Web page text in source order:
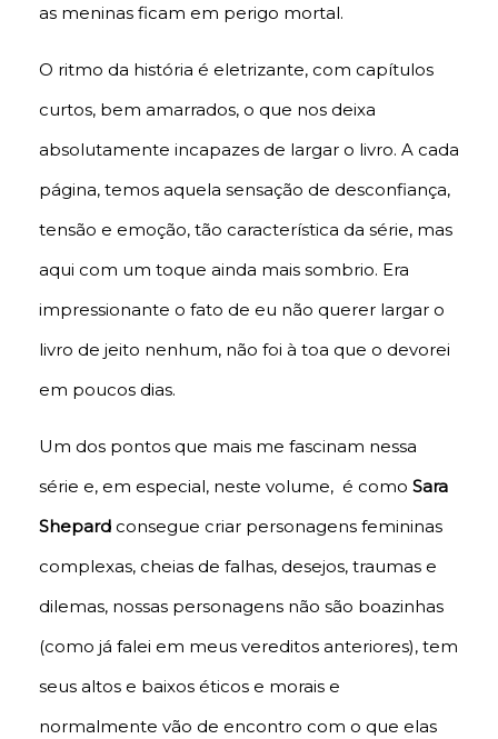
as meninas ficam em perigo mortal.
O ritmo da história é eletrizante, com capítulos
curtos, bem amarrados, o que nos deixa
absolutamente incapazes de largar o livro. A cada
página, temos aquela sensação de desconfiança,
tensão e emoção, tão característica da série, mas
aqui com um toque ainda mais sombrio. Era
impressionante o fato de eu não querer largar o
livro de jeito nenhum, não foi à toa que o devorei
em poucos dias.
Um dos pontos que mais me fascinam nessa
série e, em especial, neste volume, é como Sara
Shepard consegue criar personagens femininas
complexas, cheias de falhas, desejos, traumas e
dilemas, nossas personagens não são boazinhas
(como já falei em meus vereditos anteriores), tem
seus altos e baixos éticos e morais e
normalmente vão de encontro com o que elas